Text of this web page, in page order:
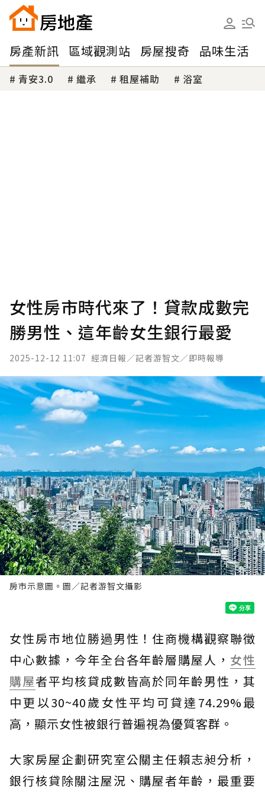
房產新訊 區域觀測站 房屋搜奇 品味生活
青安3.0 繼承 租屋補助 浴室
女性房市時代來了！貸款成數完
勝男性、這年齡女生銀行最愛
2025-12-12 11:07 經濟日報／記者游智文／即時報導
房市示意圖。圖／記者游智文攝影
女性房市地位勝過男性！住商機構觀察聯徵
中心數據，今年全台各年齡層購屋人， 女性
購屋者平均核貸成數皆高於同年齡男性，其
中更以30~40歲女性平均可貸達74.29%最
高，顯示女性被銀行普遍視為優質客群。
大家房屋企劃研究室公關主任賴志昶分析，
銀行核貸除關注屋況、購屋者年齡，最重要